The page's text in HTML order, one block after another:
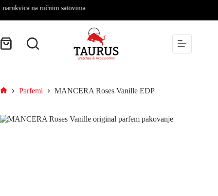
na ručnim satovima
Parfemi MANCERA Roses Vanille EDP